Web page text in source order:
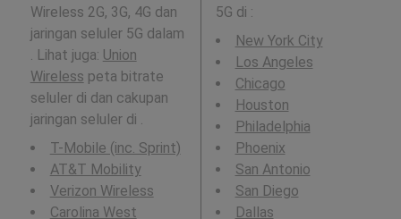
Wireless 2G, 3G, 4G dan
jaringan seluler 5G dalam
. Lihat juga: Union
Wireless peta bitrate
seluler di dan cakupan
jaringan seluler di .
T-Mobile (inc. Sprint)
AT&T Mobility
Verizon Wireless
Carolina West
5G di :
New York City
Los Angeles
Chicago
Houston
Philadelphia
Phoenix
San Antonio
San Diego
Dallas